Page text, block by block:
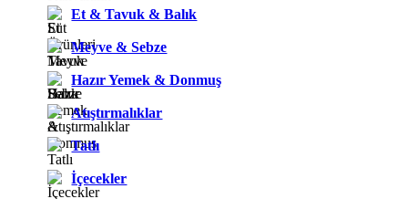
Et & Tavuk & Balık
Meyve & Sebze
Hazır Yemek & Donmuş
Atıştırmalıklar
Tatlı
İçecekler